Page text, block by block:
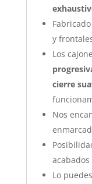
y
Los
cierre
Nos
Lo puedes